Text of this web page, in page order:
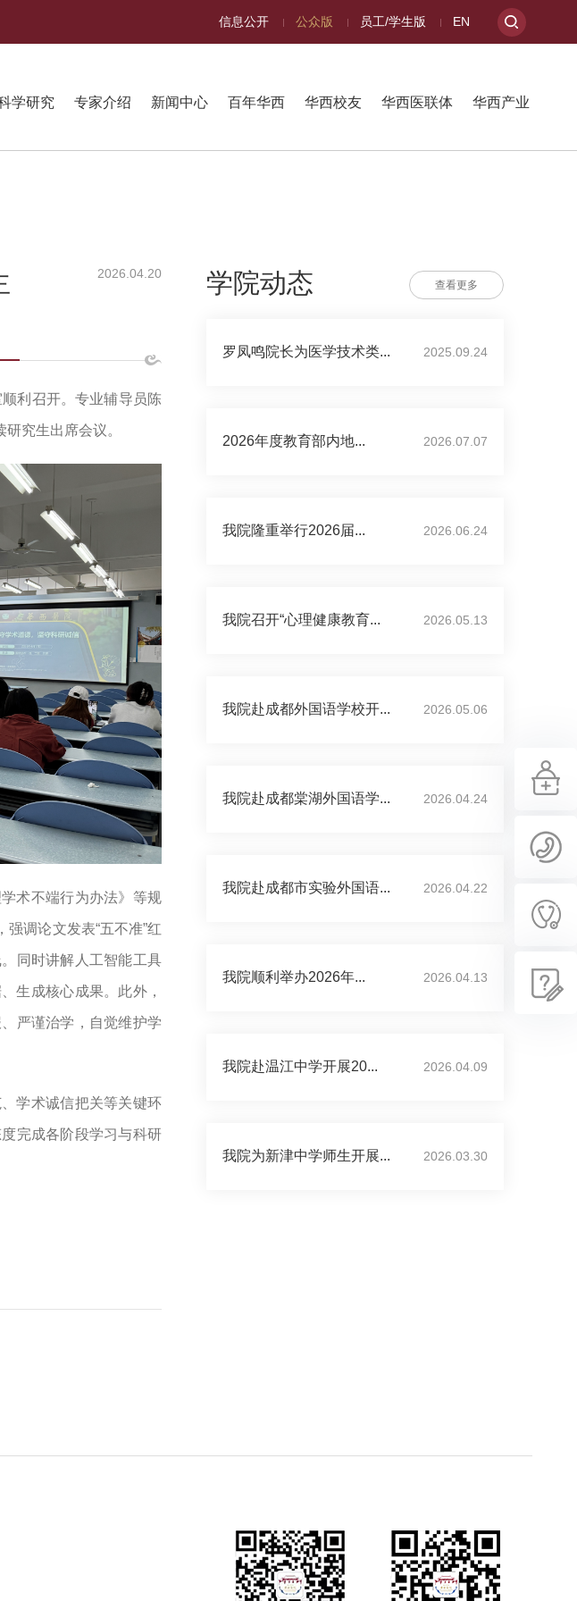
信息公开 公众版 员工/学生版 EN
学研究 专家介绍 新闻中心 百年华西 华西校友 华西医联体 华西产业
2026.04.20
利召开。专业辅导员陈
究生出席会议。
术不端行为办法》等规
调论文发表“五不准”红
同时讲解人工智能工具
生成核心成果。此外，
严谨治学，自觉维护学
学术诚信把关等关键环
完成各阶段学习与科研
学院动态 查看更多
罗凤鸣院长为医学技术类... 2025.09.24
2026年度教育部内地... 2026.07.07
我院隆重举行2026届... 2026.06.24
我院召开“心理健康教育... 2026.05.13
我院赴成都外国语学校开... 2026.05.06
我院赴成都棠湖外国语学... 2026.04.24
我院赴成都市实验外国语... 2026.04.22
我院顺利举办2026年... 2026.04.13
我院赴温江中学开展20... 2026.04.09
我院为新津中学师生开展... 2026.03.30